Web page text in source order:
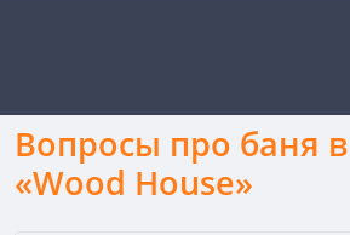
Вопросы про баня
«Wood House»